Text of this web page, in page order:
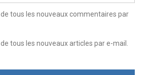
tous les nouveaux commentaires par
tous les nouveaux articles par e-mail.